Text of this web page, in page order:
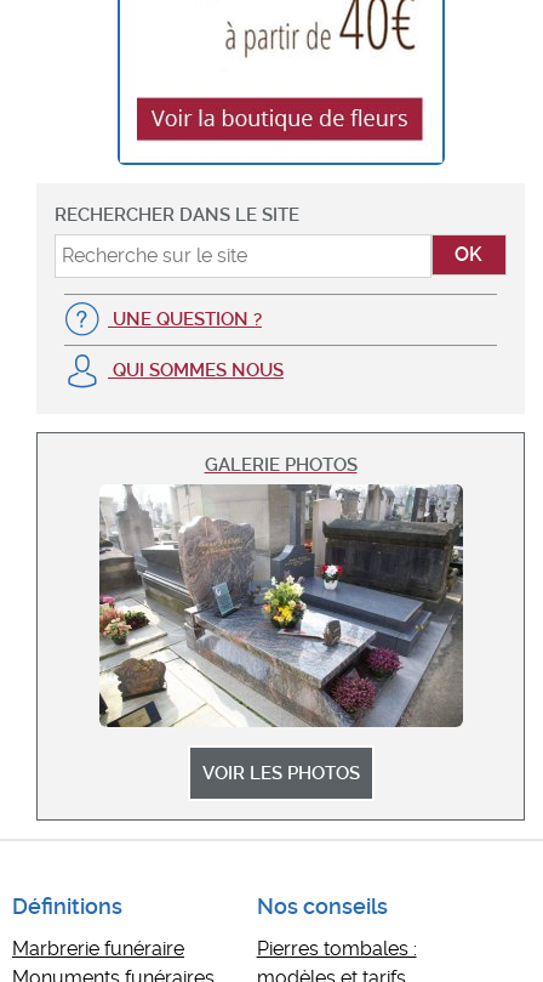
RECHERCHER DANS LE SITE
UNE QUESTION ?
QUI SOMMES NOUS
GALERIE PHOTOS
VOIR LES PHOTOS
Définitions
Marbrerie funéraire
Nos conseils
Pierres tombales :